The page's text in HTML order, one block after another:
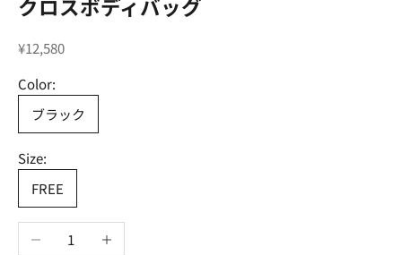
クロスボディバッグ
セール価格
¥12,580
Color:
ブラック
Size:
FREE
数量を減らす 数量を増やす